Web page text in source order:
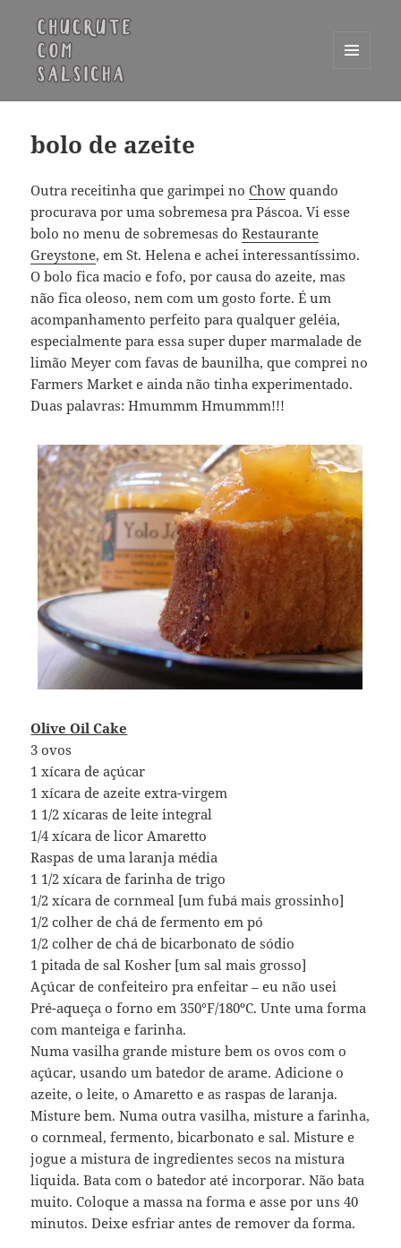
WIDGETS
bolo de azeite
Outra receitinha que garimpei noChow quando
procurava por uma sobremesa pra Páscoa. Vi esse
bolo no menu de sobremesas doRestaurante
Greystone, em St. Helena e achei interessantíssimo.
O bolo fica macio e fofo, por causa do azeite, mas
não fica oleoso, nem com um gosto forte. É um
acompanhamento perfeito para qualquer geléia,
especialmente para essa super duper marmalade de
limão Meyer com favas de baunilha, que comprei no
Farmers Market e ainda não tinha experimentado.
Duas palavras: Hmummm Hmummm!!!
Olive Oil Cake
3 ovos
1 xícara de açúcar
1 xícara de azeite extra-virgem
1 1/2 xícaras de leite integral
1/4 xícara de licor Amaretto
Raspas de uma laranja média
1 1/2 xícara de farinha de trigo
1/2 xícara de cornmeal [um fubá mais grossinho]
1/2 colher de chá de fermento em pó
1/2 colher de chá de bicarbonato de sódio
1 pitada de sal Kosher [um sal mais grosso]
Açúcar de confeiteiro pra enfeitar – eu não usei
Pré-aqueça o forno em 350°F/180ºC. Unte uma forma
com manteiga e farinha.
Numa vasilha grande misture bem os ovos com o
açúcar, usando um batedor de arame. Adicione o
azeite, o leite, o Amaretto e as raspas de laranja.
Misture bem. Numa outra vasilha, misture a farinha,
o cornmeal, fermento, bicarbonato e sal. Misture e
jogue a mistura de ingredientes secos na mistura
liquida. Bata com o batedor até incorporar. Não bata
muito. Coloque a massa na forma e asse por uns 40
minutos. Deixe esfriar antes de remover da forma.